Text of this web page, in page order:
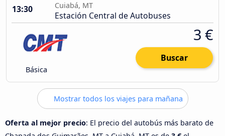
13:30
Cuiabá, MT
Estación Central de Autobuses
Básica
3 €
Buscar
Mostrar todos los viajes para mañana
Oferta al mejor precio: El precio del autobús más barato de